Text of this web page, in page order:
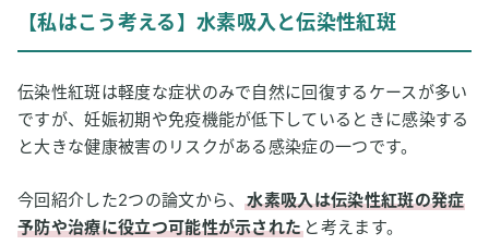
【私はこう考える】水素吸入と伝染性紅斑
伝染性紅斑は軽度な症状のみで自然に回復するケースが多い
ですが、妊娠初期や免疫機能が低下しているときに感染する
と大きな健康被害のリスクがある感染症の一つです。
今回紹介した2つの論文から、水素吸入は伝染性紅斑の発症
予防や治療に役立つ可能性が示された と考えます。